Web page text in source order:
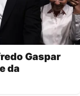
Gaspar
da